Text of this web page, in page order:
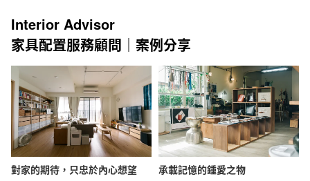
Interior Advisor
家具配置服務顧問｜案例分享
對家的期待，只忠於內心想望 承載記憶的鍾愛之物